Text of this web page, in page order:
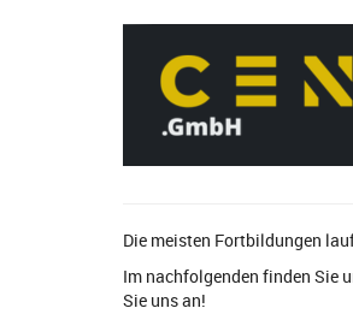
CENEOS
GmbH
Die meisten Fortbildungen
Im nachfolgenden finden Sie
Sie uns an!